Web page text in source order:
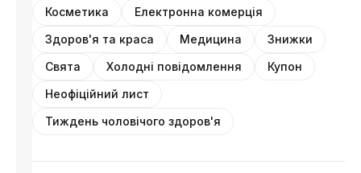
Косметика
Електронна комерція
Здоров'я та краса
Медицина
Знижки
Свята
Холодні повідомлення
Купон
Неофіційний лист
Тиждень чоловічого здоров'я